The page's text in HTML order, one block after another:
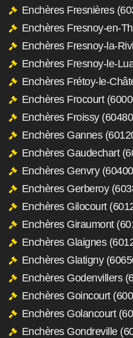
Enchères Fresnières
Enchères Fresnoy-en-
Enchères Fresnoy-la-
Enchères Fresnoy-le-
Enchères Frétoy-le-
Enchères Frocourt
Enchères Froissy
Enchères Gannes
Enchères Gaudechart
Enchères Genvry
Enchères Gerberoy
Enchères Gilocourt
Enchères Giraumont
Enchères Glaignes
Enchères Glatigny
Enchères Godenvillers
Enchères Goincourt
Enchères Golancourt
Enchères Gondreville